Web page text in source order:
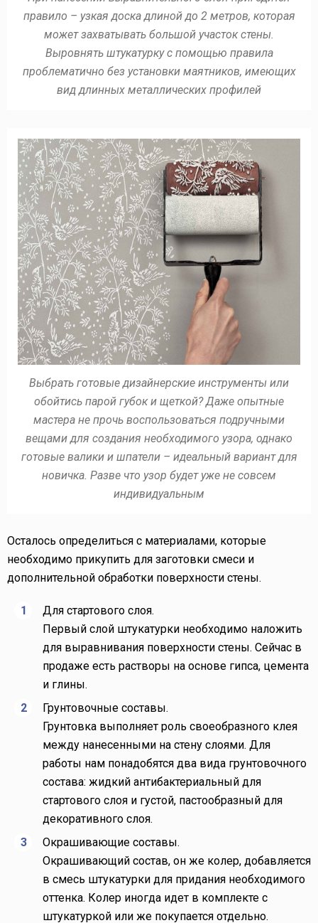
правило – узкая доска длиной до 2 метров, которая
может захватывать большой участок стены.
Выровнять штукатурку с помощью правила
проблематично без установки маятников, имеющих
вид длинных металлических профилей
Выбрать готовые дизайнерские инструменты или
обойтись парой губок и щеткой? Даже опытные
мастера не прочь воспользоваться подручными
вещами для создания необходимого узора, однако
готовые валики и шпатели – идеальный вариант для
новичка. Разве что узор будет уже не совсем
индивидуальным
Осталось определиться с материалами, которые
необходимо прикупить для заготовки смеси и
дополнительной обработки поверхности стены.
Для стартового слоя.
Первый слой штукатурки необходимо наложить
для выравнивания поверхности стены. Сейчас в
продаже есть растворы на основе гипса, цемента
и глины.
Грунтовочные составы.
Грунтовка выполняет роль своеобразного клея
между нанесенными на стену слоями. Для
работы нам понадобятся два вида грунтовочного
состава: жидкий антибактериальный для
стартового слоя и густой, пастообразный для
декоративного слоя.
Окрашивающие составы.
Окрашивающий состав, он же колер, добавляется
в смесь штукатурки для придания необходимого
оттенка. Колер иногда идет в комплекте с
штукатуркой или же покупается отдельно.